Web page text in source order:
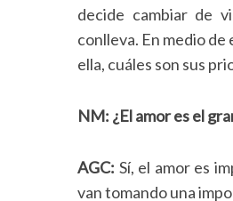
decide cambiar de
conlleva. En medio de
ella, cuáles son sus
NM: ¿El amor es el
AGC: Sí, el amor es
van tomando una
e
c
h